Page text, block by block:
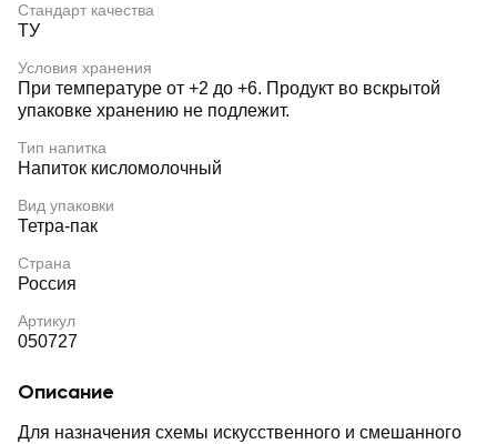
Стандарт качества
ТУ
Условия хранения
При температуре от +2 до +6. Продукт во вскрытой
упаковке хранению не подлежит.
Тип напитка
Напиток кисломолочный
Вид упаковки
Тетра-пак
Страна
Россия
Артикул
050727
Описание
Для назначения схемы искусственного и смешанного